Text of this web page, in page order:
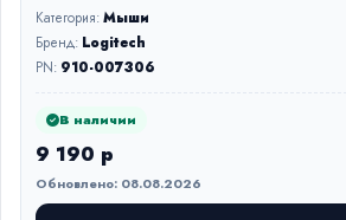
Категория:Мыши
Бренд: Logitech
PN: 910-007306
В наличии
9 190 р
Обновлено: 08.08.2026